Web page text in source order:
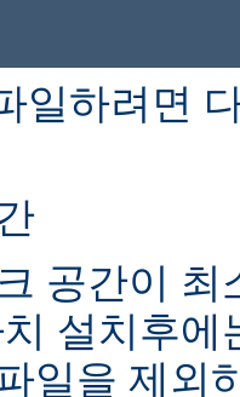
일하려면
공간이
설치후에
일을 제외